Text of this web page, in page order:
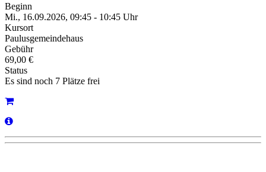
Beginn
Mi., 16.09.2026, 09:45 - 10:45 Uhr
Kursort
Paulusgemeindehaus
Gebühr
69,00 €
Status
Es sind noch 7 Plätze frei